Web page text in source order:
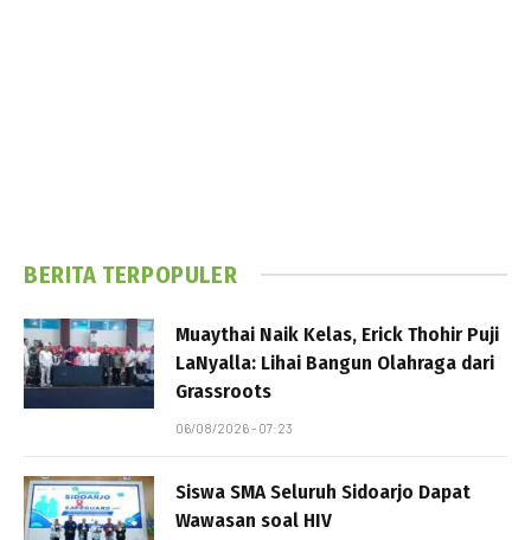
BERITA TERPOPULER
Muaythai Naik Kelas, Erick Thohir Puji
LaNyalla: Lihai Bangun Olahraga dari
Grassroots
06/08/2026 - 07:23
Siswa SMA Seluruh Sidoarjo Dapat
Wawasan soal HIV